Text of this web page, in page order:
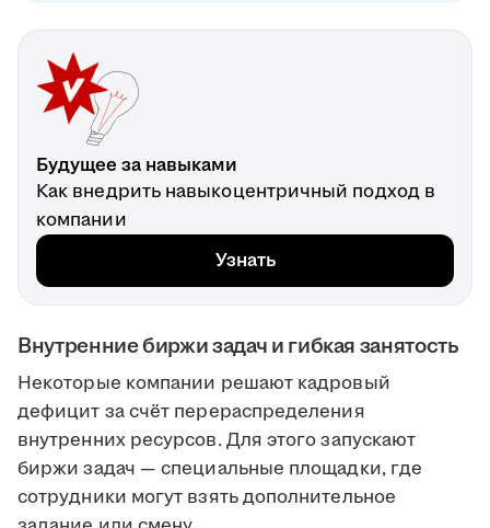
Будущее за навыками
Как внедрить навыкоцентричный подход в
компании
Узнать
Внутренние биржи задач и гибкая занятость
Некоторые компании решают кадровый
дефицит за счёт перераспределения
внутренних ресурсов. Для этого запускают
биржи задач — специальные площадки, где
сотрудники могут взять дополнительное